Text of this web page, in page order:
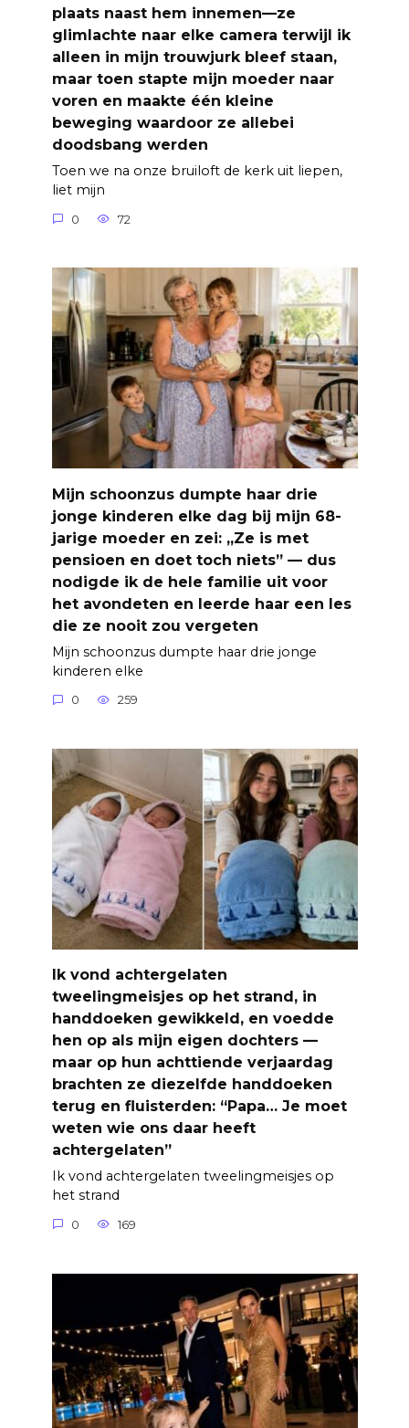
plaats naast hem innemen—ze
glimlachte naar elke camera terwijl ik
alleen in mijn trouwjurk bleef staan,
maar toen stapte mijn moeder naar
voren en maakte één kleine
beweging waardoor ze allebei
doodsbang werden
Toen we na onze bruiloft de kerk uit liepen,
liet mijn
0 72
Mijn schoonzus dumpte haar drie
jonge kinderen elke dag bij mijn 68-
jarige moeder en zei: „Ze is met
pensioen en doet toch niets” — dus
nodigde ik de hele familie uit voor
het avondeten en leerde haar een les
die ze nooit zou vergeten
Mijn schoonzus dumpte haar drie jonge
kinderen elke
0 259
Ik vond achtergelaten
tweelingmeisjes op het strand, in
handdoeken gewikkeld, en voedde
hen op als mijn eigen dochters —
maar op hun achttiende verjaardag
brachten ze diezelfde handdoeken
terug en fluisterden: “Papa… Je moet
weten wie ons daar heeft
achtergelaten”
Ik vond achtergelaten tweelingmeisjes op
het strand
0 169